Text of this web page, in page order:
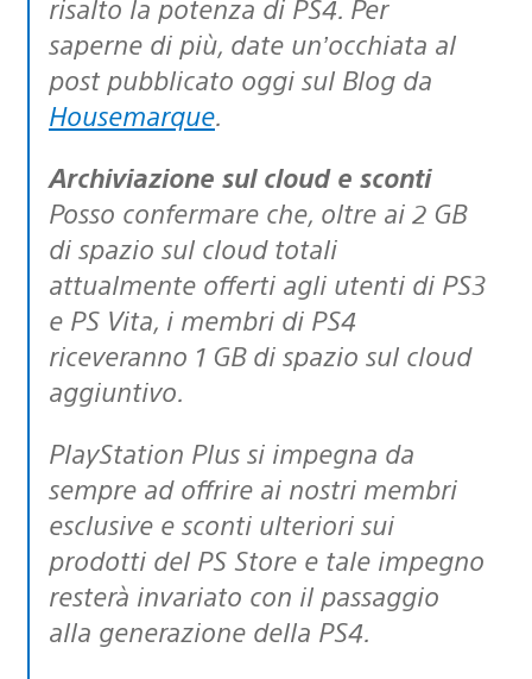
risalto la potenza di PS4. Per
saperne di più, date un’occhiata al
post pubblicato oggi sul Blog da
Housemarque.
Archiviazione sul cloud e sconti
Posso confermare che, oltre ai 2 GB
di spazio sul cloud totali
attualmente offerti agli utenti di PS3
e PS Vita, i membri di PS4
riceveranno 1 GB di spazio sul cloud
aggiuntivo.
PlayStation Plus si impegna da
sempre ad offrire ai nostri membri
esclusive e sconti ulteriori sui
prodotti del PS Store e tale impegno
resterà invariato con il passaggio
alla generazione della PS4.